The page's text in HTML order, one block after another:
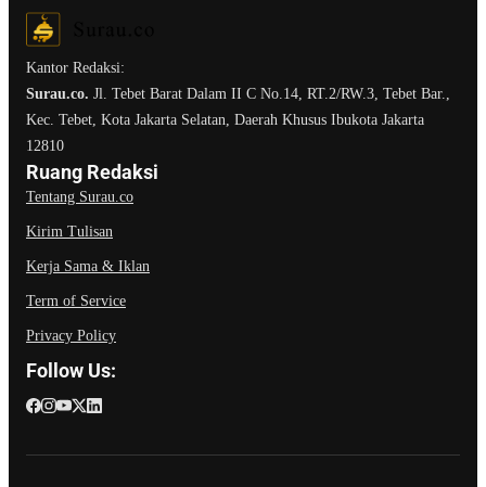
Kantor Redaksi:
Surau.co. Jl. Tebet Barat Dalam II C No.14, RT.2/RW.3, Tebet Bar.,
Kec. Tebet, Kota Jakarta Selatan, Daerah Khusus Ibukota Jakarta
12810
Ruang Redaksi
Tentang Surau.co
Kirim Tulisan
Kerja Sama & Iklan
Term of Service
Privacy Policy
Follow Us: